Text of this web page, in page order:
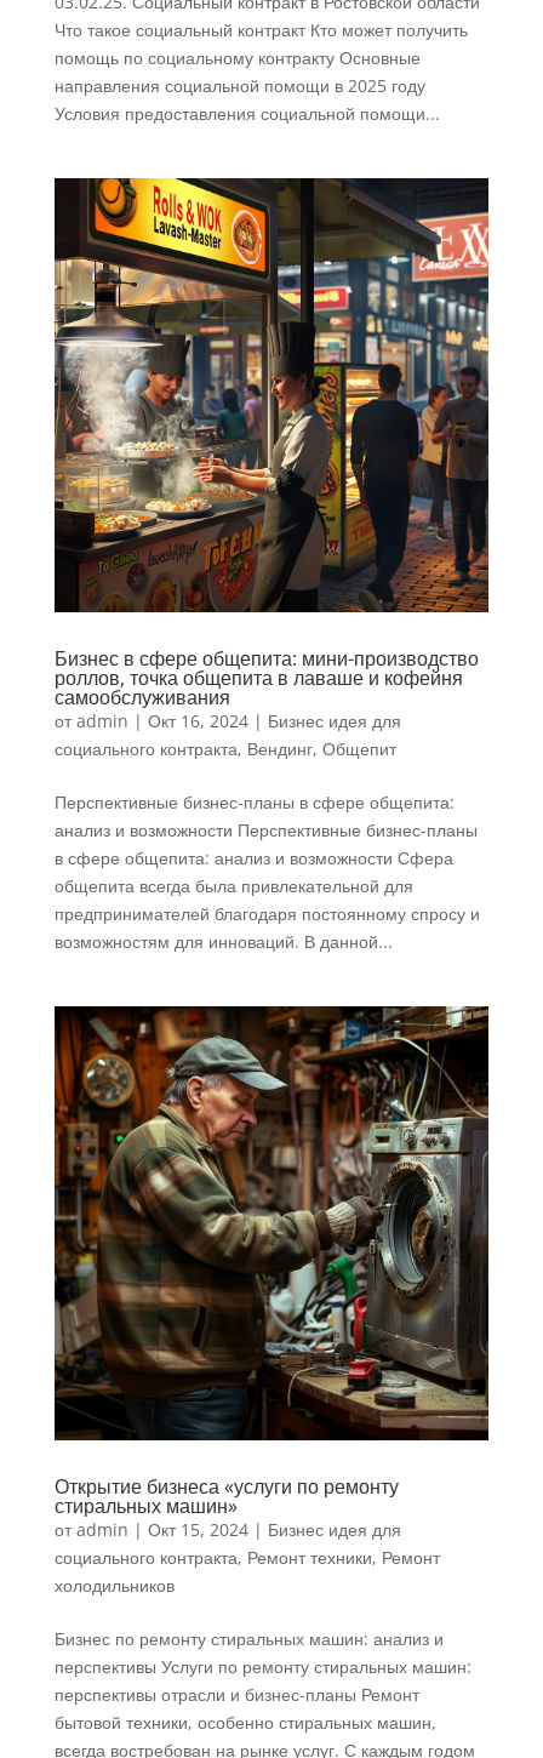
Что такое социальный контракт Кто может получить
помощь по социальному контракту Основные
направления социальной помощи в 2025 году
Условия предоставления социальной помощи...
Бизнес в сфере общепита: мини-производство
роллов, точка общепита в лаваше и кофейня
самообслуживания
отadmin | Окт 16, 2024| Бизнес идея для
социального контракта, Вендинг, Общепит
Перспективные бизнес-планы в сфере общепита:
анализ и возможности Перспективные бизнес-планы
в сфере общепита: анализ и возможности Сфера
общепита всегда была привлекательной для
предпринимателей благодаря постоянному спросу и
возможностям для инноваций. В данной...
Открытие бизнеса «услуги по ремонту
стиральных машин»
отadmin | Окт 15, 2024| Бизнес идея для
социального контракта, Ремонт техники, Ремонт
холодильников
Бизнес по ремонту стиральных машин: анализ и
перспективы Услуги по ремонту стиральных машин:
перспективы отрасли и бизнес-планы Ремонт
бытовой техники, особенно стиральных машин,
всегда востребован на рынке услуг. С каждым годом